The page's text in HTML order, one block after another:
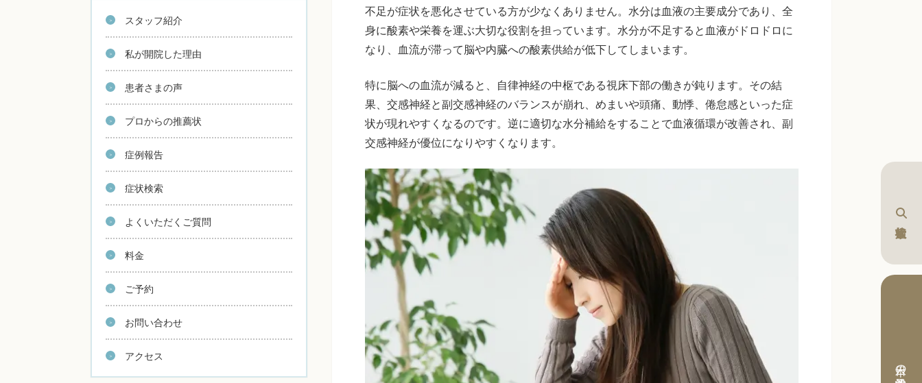
本日の予約状況
不足が症状を悪化させている方が少なくありません。水分は血液の主要成分であり、全
身に酸素や栄養を運ぶ大切な役割を担っています。水分が不足すると血液がドロドロに
なり、血流が滞って脳や内臓への酸素供給が低下してしまいます。
特に脳への血流が減ると、自律神経の中枢である視床下部の働きが鈍ります。その結
果、交感神経と副交感神経のバランスが崩れ、めまいや頭痛、動悸、倦怠感といった症
状が現れやすくなるのです。逆に適切な水分補給をすることで血液循環が改善され、副
交感神経が優位になりやすくなります。
スタッフ紹介
私が開院した理由
患者さまの声
プロからの推薦状
症例報告
症状検索
よくいただくご質問
料金
ご予約
お問い合わせ
アクセス